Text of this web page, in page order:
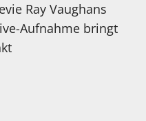
Ray Vaughans
Aufnahme bringt